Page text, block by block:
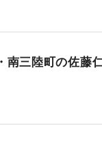
三陸町の佐藤